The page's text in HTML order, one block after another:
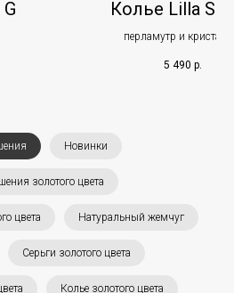
Колье Lilla
перламутр и
5 490 р.
Новинки
золотого цвета
цвета Натуральный жемчуг
Серьги золотого цвета
Колье золотого цвета